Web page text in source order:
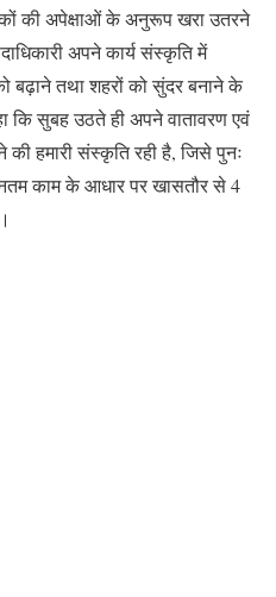
की अपेक्षाओं के अनुरूप खरा उतरने
अपने कार्य संस्कृति में
बढ़ाने तथा शहरों को सुंदर बनाने के
कि सुबह उठते ही अपने वातावरण एवं
हमारी संस्कृति रही है, जिसे पुनः
काम के आधार पर खासतौर से 4